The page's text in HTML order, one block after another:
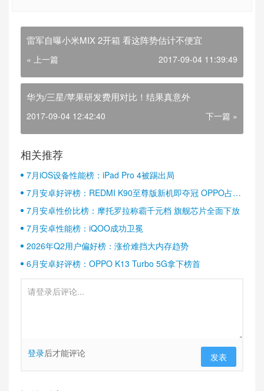
雷军自曝小米MIX 2开箱 看这阵势估计不便宜
« 上一篇 2017-09-04 11:39:49
华为/三星/苹果研发费用对比！结果真意外
2017-09-04 12:42:40 下一篇 »
相关推荐
7月iOS设备性能榜：iPad Pro 4被踢出局
7月安卓好评榜：REDMI K90至尊版新机即夺冠 OPPO占据
半壁江山
7月安卓性价比榜：摩托罗拉称霸千元档 旗舰芯片全面下放
7月安卓性能榜：iQOO成功卫冕
2026年Q2用户偏好榜：涨价难挡大内存趋势
6月安卓好评榜：OPPO K13 Turbo 5G拿下榜首
登录后才能评论 发表